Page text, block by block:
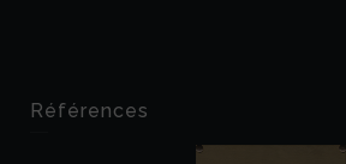
Références